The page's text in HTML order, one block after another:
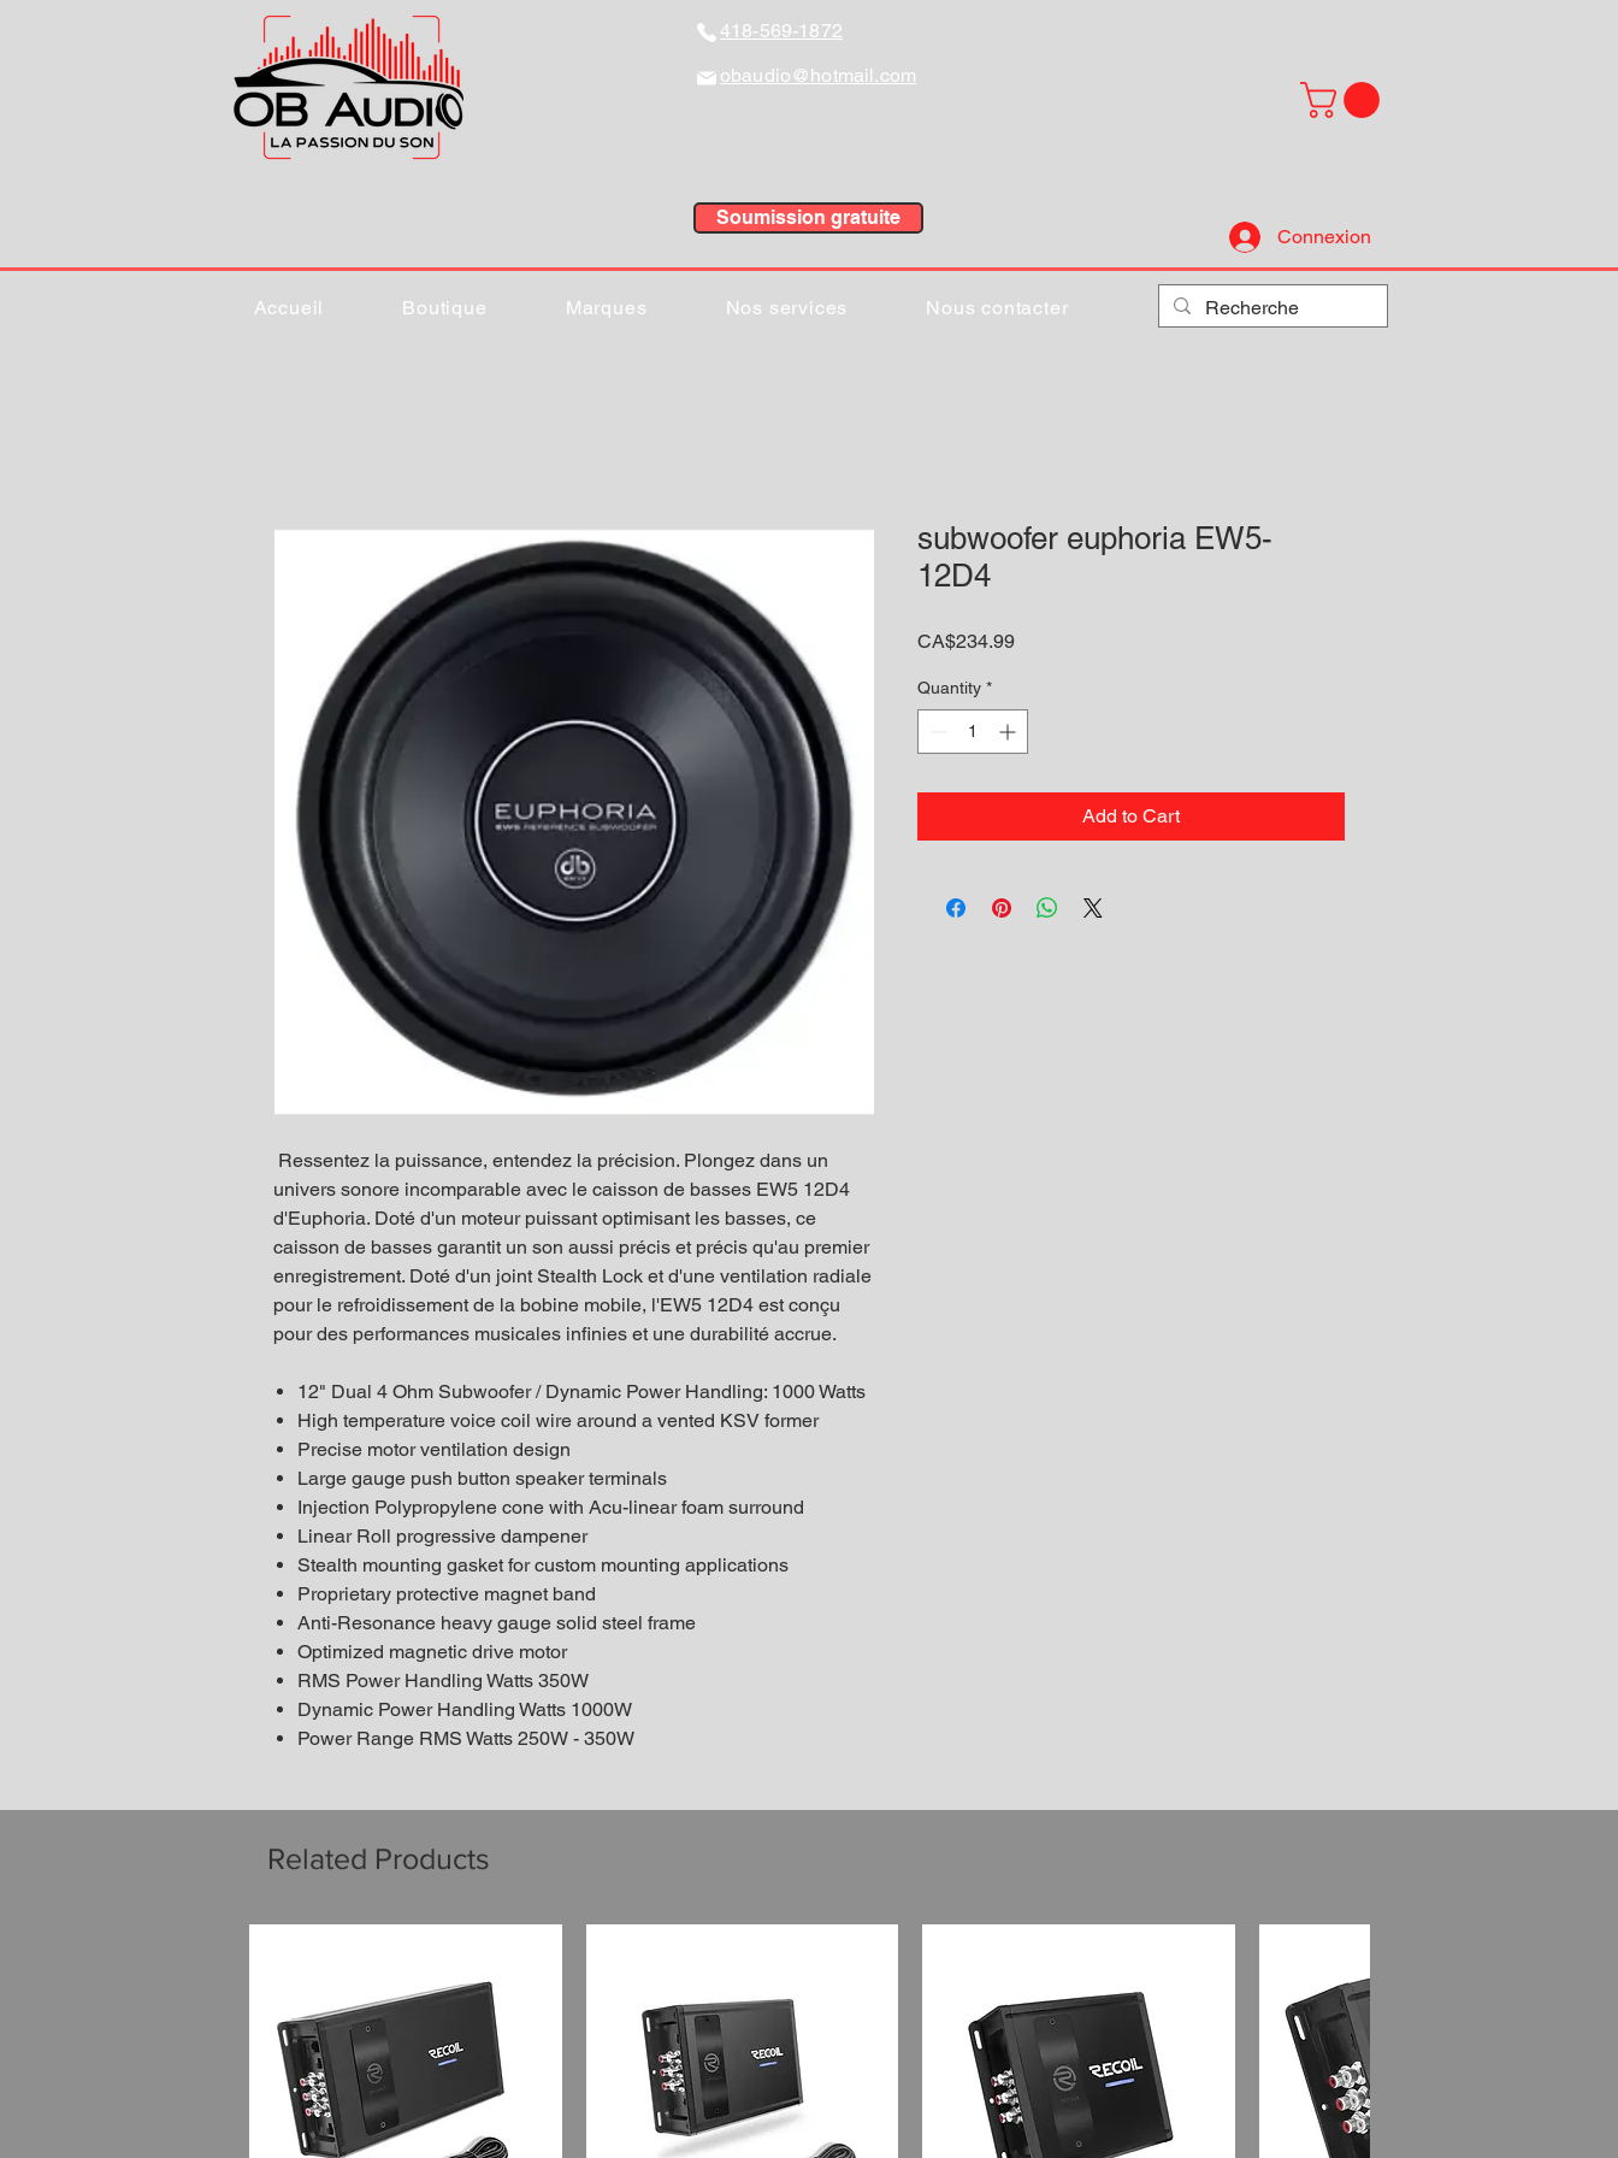
418-569-1872
obaudio@hotmail.com
Soumission gratuite
Connexion
Accueil Boutique Marques Nos services Nous contacter
Ressentez la puissance, entendez la précision. Plongez dans un
univers sonore incomparable avec le caisson de basses EW5 12D4
d'Euphoria. Doté d'un moteur puissant optimisant les basses, ce
caisson de basses garantit un son aussi précis et précis qu'au premier
enregistrement. Doté d'un joint Stealth Lock et d'une ventilation radiale
pour le refroidissement de la bobine mobile, l'EW5 12D4 est conçu
pour des performances musicales infinies et une durabilité accrue.
12" Dual 4 Ohm Subwoofer / Dynamic Power Handling: 1000 Watts
High temperature voice coil wire around a vented KSV former
Precise motor ventilation design
Large gauge push button speaker terminals
Injection Polypropylene cone with Acu-linear foam surround
Linear Roll progressive dampener
Stealth mounting gasket for custom mounting applications
Proprietary protective magnet band
Anti-Resonance heavy gauge solid steel frame
Optimized magnetic drive motor
RMS Power Handling Watts 350W
Dynamic Power Handling Watts 1000W
Power Range RMS Watts 250W - 350W
subwoofer euphoria EW5-
12D4
CA$234.99Price
Quantity *
Add to Cart
Related Products